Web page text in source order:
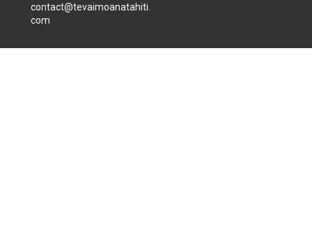
contact@tevaimoanatahiti.
com